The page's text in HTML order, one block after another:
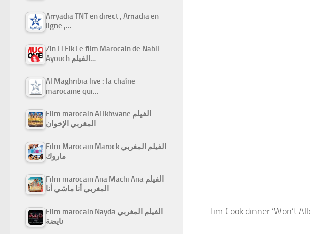
Tim Cook dinner ‘Won’t
Arryadia TNT en direct , Arriadia en
ligne ,…
Zin Li Fik Le film Marocain de Nabil
Ayouch الفيلم…
Al Maghribia live : la chaîne
marocaine qui…
Film marocain Al Ikhwane الفيلم
المغربي الإخوان
Film Marocain Marock الفيلم المغربي
ماروك
Film marocain Ana Machi Ana الفيلم
المغربي أنا ماشي أنا
Film marocain Nayda الفيلم المغربي
نايضة